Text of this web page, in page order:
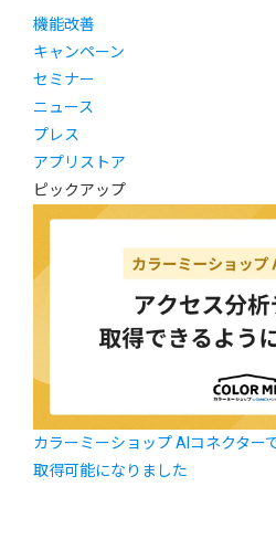
機能改善
キャンペーン
セミナー
ニュース
プレス
アプリストア
ピックアップ
カラーミーショップ AIコネクター
取得可能になりました